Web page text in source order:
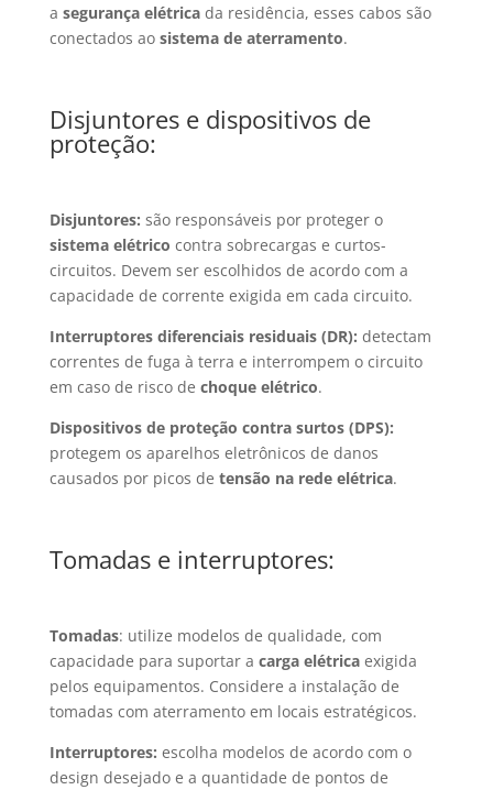
a segurança elétrica da residência, esses cabos são
conectados ao sistema de aterramento.
Disjuntores e dispositivos de
proteção:
Disjuntores: são responsáveis por proteger o
sistema elétrico contra sobrecargas e curtos-
circuitos. Devem ser escolhidos de acordo com a
capacidade de corrente exigida em cada circuito.
Interruptores diferenciais residuais (DR): detectam
correntes de fuga à terra e interrompem o circuito
em caso de risco de choque elétrico.
Dispositivos de proteção contra surtos (DPS):
protegem os aparelhos eletrônicos de danos
causados por picos de tensão na rede elétrica.
Tomadas e interruptores:
Tomadas: utilize modelos de qualidade, com
capacidade para suportar a carga elétricaexigida
pelos equipamentos. Considere a instalação de
tomadas com aterramento em locais estratégicos.
Interruptores: escolha modelos de acordo com o
design desejado e a quantidade de pontos de